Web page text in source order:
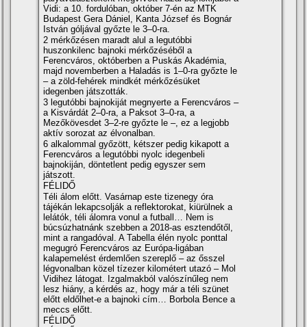
Vidi: a 10. fordulóban, október 7-én az MTK
Budapest Gera Dániel, Kanta József és Bognár
István góljával győzte le 3–0-ra.
2 mérkőzésen maradt alul a legutóbbi
huszonkilenc bajnoki mérkőzéséből a
Ferencváros, októberben a Puskás Akadémia,
majd novemberben a Haladás is 1–0-ra győzte le
– a zöld-fehérek mindkét mérkőzésüket
idegenben játszották.
3 legutóbbi bajnokiját megnyerte a Ferencváros –
a Kisvárdát 2–0-ra, a Paksot 3–0-ra, a
Mezőkövesdet 3–2-re győzte le –, ez a legjobb
aktí­v sorozat az élvonalban.
6 alkalommal győzött, kétszer pedig kikapott a
Ferencváros a legutóbbi nyolc idegenbeli
bajnokiján, döntetlent pedig egyszer sem
játszott.
FÉLIDŐ
Téli álom előtt. Vasárnap este tizenegy óra
tájékán lekapcsolják a reflektorokat, kiürülnek a
lelátók, téli álomra vonul a futball… Nem is
búcsúzhatnánk szebben a 2018-as esztendőtől,
mint a rangadóval. A Tabella élén nyolc ponttal
megugró Ferencváros az Európa-ligában
kalapemelést érdemlően szereplő – az ősszel
légvonalban közel tí­zezer kilométert utazó – Mol
Vidihez látogat. Izgalmakból valószí­nűleg nem
lesz hiány, a kérdés az, hogy már a téli szünet
előtt eldőlhet-e a bajnoki cí­m… Borbola Bence a
meccs előtt.
FÉLIDŐ